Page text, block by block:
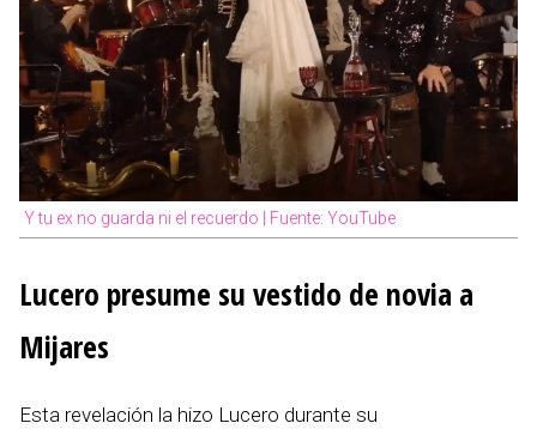
Y tu ex no guarda ni el recuerdo | Fuente: YouTube
Lucero presume su vestido de novia a
Mijares
Esta revelación la hizo Lucero durante su